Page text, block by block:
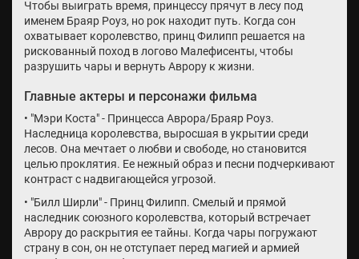
Чтобы выиграть время, принцессу прячут в лесу под
именем Браяр Роуз, но рок находит путь. Когда сон
охватывает королевство, принц Филипп решается на
рискованный поход в логово Малефисенты, чтобы
разрушить чары и вернуть Аврору к жизни.
Главные актеры и персонажи фильма
• "Мэри Коста" - Принцесса Аврора/Браяр Роуз.
Наследница королевства, выросшая в укрытии среди
лесов. Она мечтает о любви и свободе, но становится
целью проклятия. Ее нежный образ и песни подчеркивают
контраст с надвигающейся угрозой.
• "Билл Ширли" - Принц Филипп. Смелый и прямой
наследник союзного королевства, который встречает
Аврору до раскрытия ее тайны. Когда чары погружают
страну в сон, он не отступает перед магией и армией